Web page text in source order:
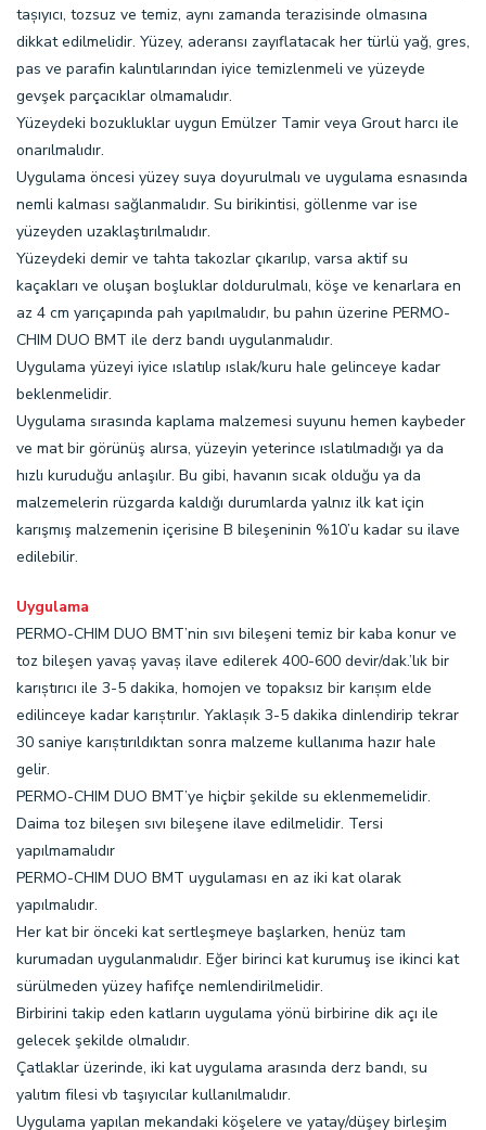
tașıyıcı, tozsuz ve temiz, aynı zamanda terazisinde olmasına
dikkat edilmelidir. Yüzey, aderansı zayıflatacak her türlü yağ, gres,
pas ve parafin kalıntılarından iyice temizlenmeli ve yüzeyde
gevşek parçacıklar olmamalıdır.
Yüzeydeki bozukluklar uygun Emülzer Tamir veya Grout harcı ile
onarılmalıdır.
Uygulama öncesi yüzey suya doyurulmalı ve uygulama esnasında
nemli kalması sağlanmalıdır. Su birikintisi, göllenme var ise
yüzeyden uzaklaştırılmalıdır.
Yüzeydeki demir ve tahta takozlar çıkarılıp, varsa aktif su
kaçakları ve oluşan boşluklar doldurulmalı, köşe ve kenarlara en
az 4 cm yarıçapında pah yapılmalıdır, bu pahın üzerine PERMO-
CHIM DUO BMT ile derz bandı uygulanmalıdır.
Uygulama yüzeyi iyice ıslatılıp ıslak/kuru hale gelinceye kadar
beklenmelidir.
Uygulama sırasında kaplama malzemesi suyunu hemen kaybeder
ve mat bir görünüş alırsa, yüzeyin yeterince ıslatılmadığı ya da
hızlı kuruduğu anlaşılır. Bu gibi, havanın sıcak olduğu ya da
malzemelerin rüzgarda kaldığı durumlarda yalnız ilk kat için
karışmış malzemenin içerisine B bileşeninin %10’u kadar su ilave
edilebilir.
Uygulama
PERMO-CHIM DUO BMT’nin sıvı bileşeni temiz bir kaba konur ve
toz bileşen yavaș yavaș ilave edilerek 400-600 devir/dak.’lık bir
karıștırıcı ile 3-5 dakika, homojen ve topaksız bir karıșım elde
edilinceye kadar karıștırılır. Yaklașık 3-5 dakika dinlendirip tekrar
30 saniye karıștırıldıktan sonra malzeme kullanıma hazır hale
gelir.
PERMO-CHIM DUO BMT’ye hiçbir şekilde su eklenmemelidir.
Daima toz bileşen sıvı bileşene ilave edilmelidir. Tersi
yapılmamalıdır
PERMO-CHIM DUO BMT uygulaması en az iki kat olarak
yapılmalıdır.
Her kat bir önceki kat sertleşmeye başlarken, henüz tam
kurumadan uygulanmalıdır. Eğer birinci kat kurumuş ise ikinci kat
sürülmeden yüzey hafifçe nemlendirilmelidir.
Birbirini takip eden katların uygulama yönü birbirine dik açı ile
gelecek şekilde olmalıdır.
Çatlaklar üzerinde, iki kat uygulama arasında derz bandı, su
yalıtım filesi vb taşıyıcılar kullanılmalıdır.
Uygulama yapılan mekandaki köşelere ve yatay/düşey birleşim